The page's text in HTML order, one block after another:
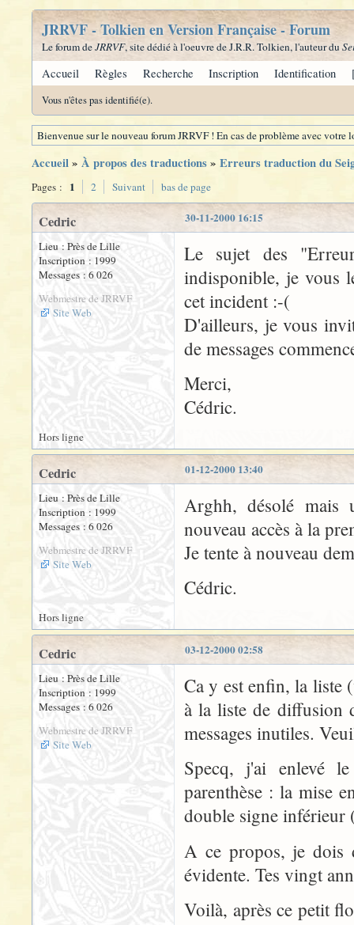
JRRVF - Tolkien en Version Française - Forum
Le forum deJRRVF, site dédié à l'oeuvre de J.R.R. Tolkien, l'auteur du
Accueil Règles Recherche Inscription Identification
Vous n'êtes pas identifié(e).
Bienvenue sur le nouveau forum JRRVF ! En cas de problème avec
Accueil» À propos des traductions» Erreurs traduction du
Pages : 1 2 Suivant bas de page
30-11-2000 16:15
Cedric
Lieu : Près de Lille
Inscription : 1999
Messages : 6 026
Webmestre de JRRVF
Site Web
Le sujet des
indisponible, je vous
cet incident :-(
D'ailleurs, je vous
de messages
Merci,
Cédric.
Hors ligne
01-12-2000 13:40
Cedric
Lieu : Près de Lille
Inscription : 1999
Messages : 6 026
Webmestre de JRRVF
Site Web
Arghh, désolé mais
nouveau accès à la
Je tente à nouveau
Cédric.
Hors ligne
03-12-2000 02:58
Cedric
Lieu : Près de Lille
Inscription : 1999
Messages : 6 026
Webmestre de JRRVF
Site Web
Ca y est enfin, la liste
à la liste de diffusion
messages inutiles.
Specq, j'ai enlevé
parenthèse : la mise
double signe
A ce propos, je
évidente. Tes vingt
Voilà, après ce petit